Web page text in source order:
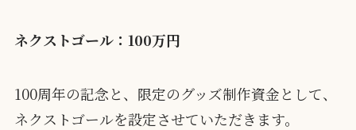
ネクストゴール：100万円
100周年の記念と、限定のグッズ制作資金として、
ネクストゴールを設定させていただきます。